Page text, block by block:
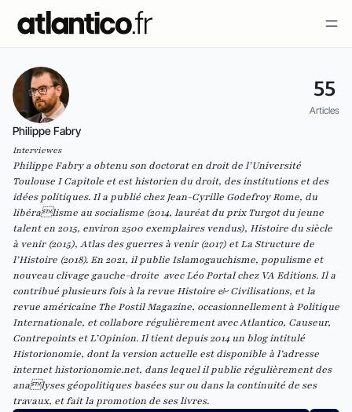
55
Articles
Philippe Fabry
Interviewes
Philippe Fabry a obtenu son doctorat en droit de l’Université
Toulouse I Capitole et est historien du droit, des institutions et des
idées politiques. Il a publié chez Jean-Cyrille Godefroy Rome, du
libéralisme au socialisme (2014, lauréat du prix Turgot du jeune
talent en 2015, environ 2500 exemplaires vendus), Histoire du siècle
à venir (2015), Atlas des guerres à venir (2017) et La Structure de
l’Histoire (2018). En 2021, il publie Islamogauchisme, populisme et
nouveau clivage gauche-droite avec Léo Portal chez VA Editions. Il a
contribué plusieurs fois à la revue Histoire & Civilisations, et la
revue américaine The Postil Magazine, occasionnellement à Politique
Internationale, et collabore régulièrement avec Atlantico, Causeur,
Contrepoints et L’Opinion. Il tient depuis 2014 un blog intitulé
Historionomie, dont la version actuelle est disponible à l’adresse
internet historionomie.net, dans lequel il publie régulièrement des
analyses géopolitiques basées sur ou dans la continuité de ses
travaux, et fait la promotion de ses livres.